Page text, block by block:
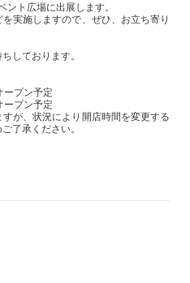
ント広場に出展します。
実施しますので、ぜひ、お立ち寄り
しております。
プン予定
プン予定
が、状況により開店時間を変更する
了承ください。